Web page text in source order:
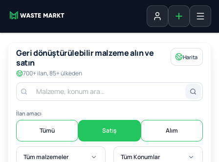
Oturum açListe ekle
Geri dönüştürülebilir malzeme alın ve
satın
700+ ilan, 85+ ülkeden
Harita
İlan amacı
Tümü Satış Alım
Tüm malzemeler Tüm Konumlar